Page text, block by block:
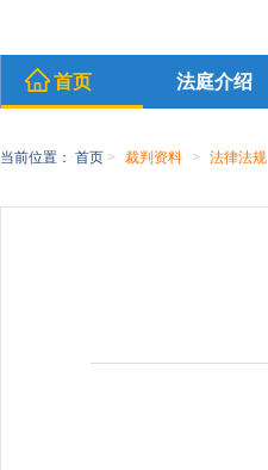
首页 法庭介绍
当前位置： 首页 > 裁判资料 > 法律法规